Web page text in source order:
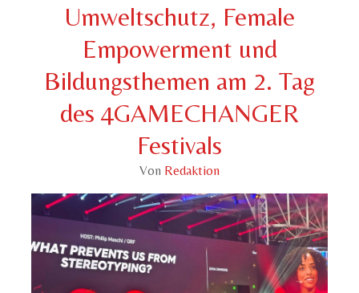
Umweltschutz, Female
Empowerment und
Bildungsthemen am 2. Tag
des 4GAMECHANGER
Festivals
Von Redaktion